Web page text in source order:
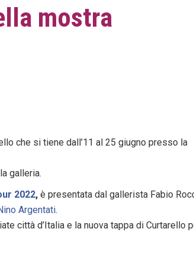
mostra
che si tiene dall’11 al 25 giugno presso la
galleria.
2022, è presentata dal gallerista Fabio
Argentati.
città d’Italia e la nuova tappa di Curtarello